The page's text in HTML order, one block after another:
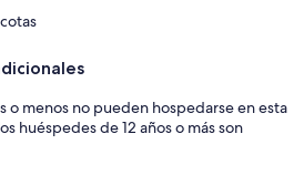
o menos no pueden hospedarse en esta
huéspedes de 12 años o más son